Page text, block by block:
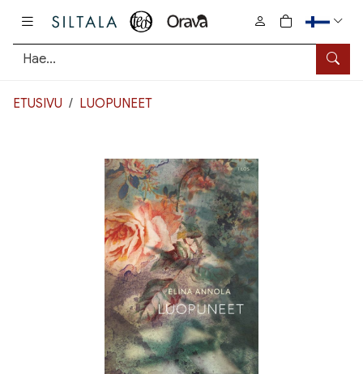
Hae
0
tuotetta
ETUSIVU LUOPUNEET